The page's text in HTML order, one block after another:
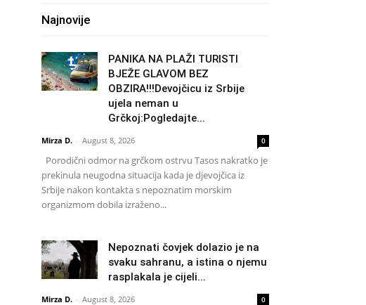
Najnovije
PANIKA NA PLAŽI TURISTI
BJEŽE GLAVOM BEZ
OBZIRA!!!Devojčicu iz Srbije
ujela neman u
Grčkoj:Pogledajte...
Mirza D. - August 8, 2026 0
Porodični odmor na grčkom ostrvu Tasos nakratko je
prekinula neugodna situacija kada je djevojčica iz
Srbije nakon kontakta s nepoznatim morskim
organizmom dobila izraženo...
Nepoznati čovjek dolazio je na
svaku sahranu, a istina o njemu
rasplakala je cijeli...
Mirza D. - August 8, 2026 0